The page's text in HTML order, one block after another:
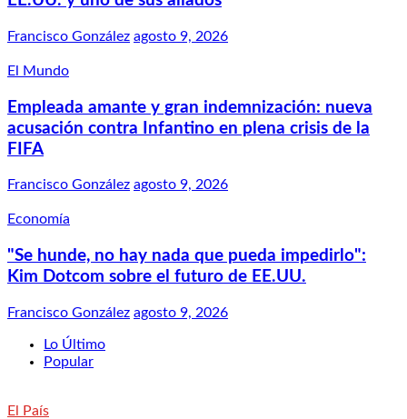
Francisco González agosto 9, 2026
El Mundo
Empleada amante y gran indemnización: nueva
acusación contra Infantino en plena crisis de la
FIFA
Francisco González agosto 9, 2026
Economía
"Se hunde, no hay nada que pueda impedirlo":
Kim Dotcom sobre el futuro de EE.UU.
Francisco González agosto 9, 2026
Lo Último
Popular
El País